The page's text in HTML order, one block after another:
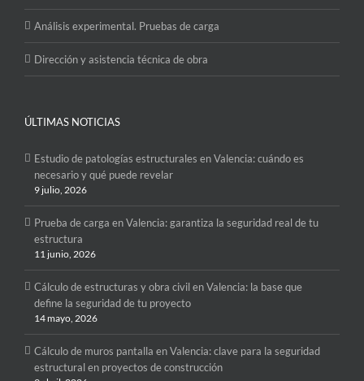
Análisis experimental. Pruebas de carga
Dirección y asistencia técnica de obra
ÚLTIMAS NOTICIAS
Estudio de patologías estructurales en Valencia: cuándo es
necesario y qué puede revelar
9 julio, 2026
Prueba de carga en Valencia: garantiza la seguridad real de tu
estructura
11 junio, 2026
Cálculo de estructuras y obra civil en Valencia: la base que
define la seguridad de tu proyecto
14 mayo, 2026
Cálculo de muros pantalla en Valencia: clave para la seguridad
estructural en proyectos de construcción